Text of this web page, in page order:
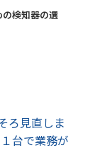
検知器の選
ろ見直しま
台で業務が